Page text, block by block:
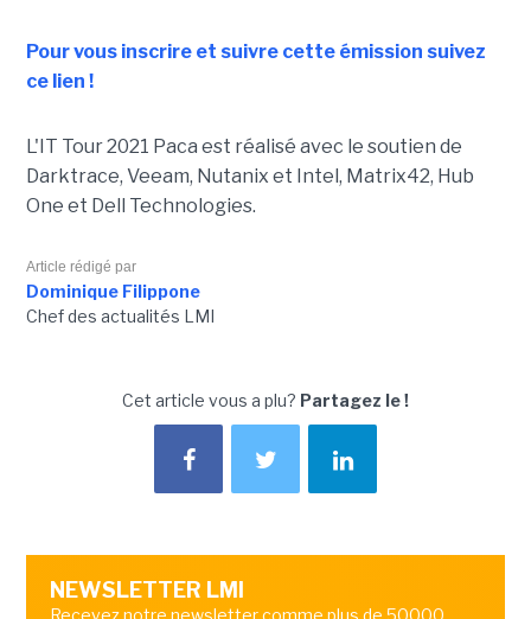
Pour vous inscrire et suivre cette émission suivez
ce lien !
L'IT Tour 2021 Paca est réalisé avec le soutien de
Darktrace, Veeam, Nutanix et Intel, Matrix42, Hub
One et Dell Technologies.
Article rédigé par
Dominique Filippone
Chef des actualités LMI
Cet article vous a plu? Partagez le !
NEWSLETTER LMI
Recevez notre newsletter comme plus de 50000